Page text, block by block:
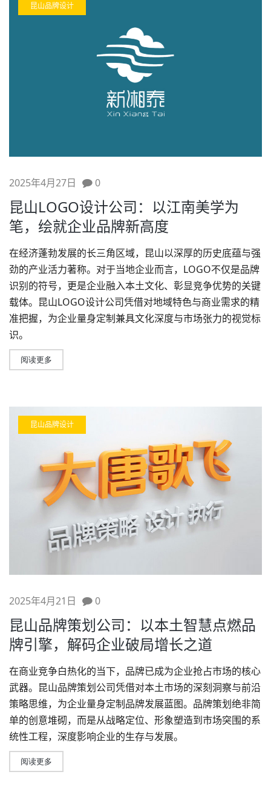
昆山品牌设计
2025年4月27日 0
昆山LOGO设计公司：以江南美学为
笔，绘就企业品牌新高度
在经济蓬勃发展的长三角区域，昆山以深厚的历史底蕴与强
劲的产业活力著称。对于当地企业而言，LOGO不仅是品牌
识别的符号，更是企业融入本土文化、彰显竞争优势的关键
载体。 昆山LOGO设计公司凭借对地域特色与商业需求的精
准把握，为企业量身定制兼具文化深度与市场张力的视觉标
识。
阅读更多
昆山品牌设计
2025年4月21日 0
昆山品牌策划公司：以本土智慧点燃品
牌引擎，解码企业破局增长之道
在商业竞争白热化的当下，品牌已成为企业抢占市场的核心
武器。昆山品牌策划公司凭借对本土市场的深刻洞察与前沿
策略思维，为企业量身定制品牌发展蓝图。品牌策划绝非简
单的创意堆砌，而是从战略定位、形象塑造到市场突围的系
统性工程，深度影响企业的生存与发展。
阅读更多